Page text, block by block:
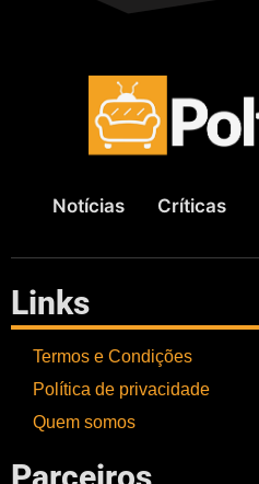
Notícias Críticas
Links
Termos e Condições
Política de privacidade
Quem somos